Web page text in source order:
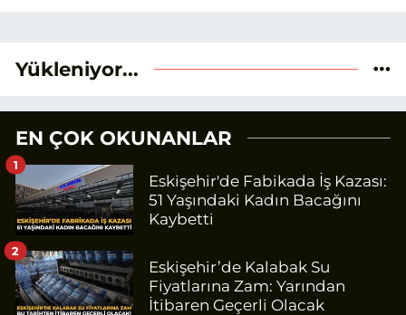
Yükleniyor...
EN ÇOK OKUNANLAR
Eskişehir'de Fabikada İş Kazası:
51 Yaşındaki Kadın Bacağını
Kaybetti
1
Eskişehir’de Kalabak Su
Fiyatlarına Zam: Yarından
İtibaren Geçerli Olacak
2